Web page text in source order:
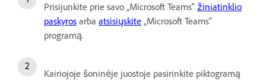
Prisijunkite prie savo „Microsoft Teams“ žiniatinklio
paskyros arba atsisiųskite „Microsoft Teams“
programą.
Kairiojoje šoninėje juostoje pasirinkite piktogramą